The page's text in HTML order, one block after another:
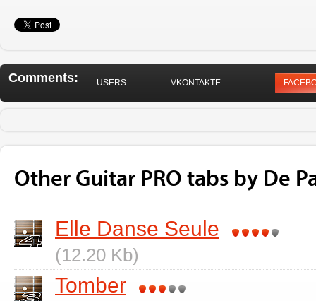
Comments: USERS VKONTAKTE
Other Guitar PRO tabs by De
Elle Danse Seule
(12.20 Kb)
Tomber